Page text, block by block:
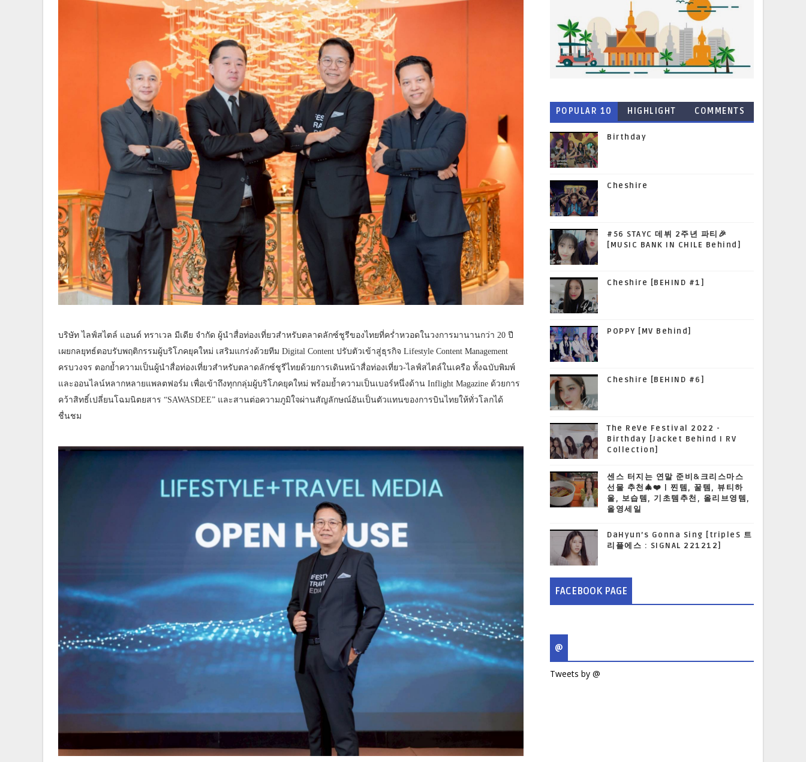
บริษัท ไลฟ์สไตล์ แอนด์ ทราเวล มีเดีย จำกัด ผู้นำสื่อท่องเที่ยวสำหรับตลาดลักซ์ชูรีของไทยที่คร่ำหวอดในวงการมานานกว่า 20 ปี
เผยกลยุทธ์ตอบรับพฤติกรรมผู้บริโภคยุคใหม่ เสริมแกร่งด้วยทีม Digital Content ปรับตัวเข้าสู่ธุรกิจ Lifestyle Content Management
ครบวงจร ตอกย้ำความเป็นผู้นำสื่อท่องเที่ยวสำหรับตลาดลักซ์ชูรีไทยด้วยการเดินหน้าสื่อท่องเที่ยว-ไลฟ์สไตล์ในเครือ ทั้งฉบับพิมพ์
และออนไลน์หลากหลายแพลตฟอร์ม เพื่อเข้าถึงทุกกลุ่มผู้บริโภคยุคใหม่ พร้อมย้ำความเป็นเบอร์หนึ่งด้าน Inflight Magazine ด้วยการ
คว้าสิทธิ์เปลี่ยนโฉมนิตยสาร “SAWASDEE” และสานต่อความภูมิใจผ่านสัญลักษณ์อันเป็นตัวแทนของการบินไทยให้ทั่วโลกได้
ชื่นชม
POPULAR 10
HIGHLIGHT
COMMENTS
Birthday
Cheshire
#56 STAYC 데뷔 2주년 파티🎉
[MUSIC BANK IN CHILE Behind]
Cheshire [BEHIND #1]
POPPY [MV Behind]
Cheshire [BEHIND #6]
The ReVe Festival 2022 -
Birthday [Jacket Behind I RV
Collection]
센스 터지는 연말 준비&크리스마스
선물 추천🎄❤️ | 찐템, 꿀템, 뷰티하
울, 보습템, 기초템추천, 올리브영템,
올영세일
DaHyun’s Gonna Sing [tripleS 트
리플에스 : SIGNAL 221212]
FACEBOOK PAGE
@
Tweets by @